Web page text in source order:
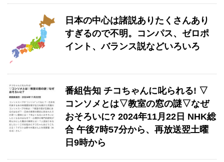
日本の中心は諸説ありたくさんあり
すぎるので不明。コンパス、ゼロポ
イント、バランス説などいろいろ
番組告知 チコちゃんに叱られる! ▽
コンソメとは▽教室の窓の謎▽なぜ
おそろいに? 2024年11月22日 NHK総
合 午後7時57分から、再放送翌土曜
日9時から